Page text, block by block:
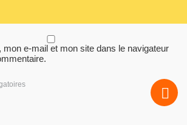
e-mail et mon site dans le navigateur